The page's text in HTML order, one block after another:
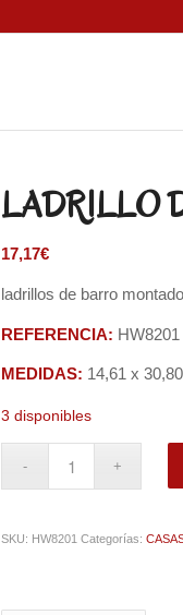
LADRILLO
17,17€
ladrillos de barro
REFERENCIA: HW8201
MEDIDAS: 14,61 x
3 disponibles
SKU: HW8201 Categorías: